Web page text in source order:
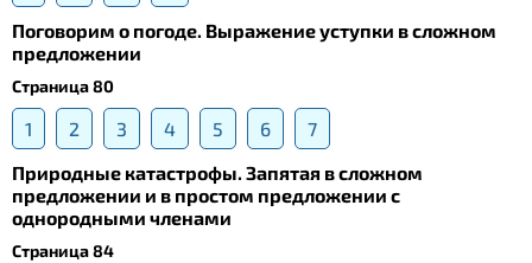
Поговорим о погоде. Выражение уступки в сложном
предложении
Страница 80
1 2 3 4 5 6
7
Природные катастрофы. Запятая в сложном
предложении и в простом предложении с
однородными членами
Страница 84